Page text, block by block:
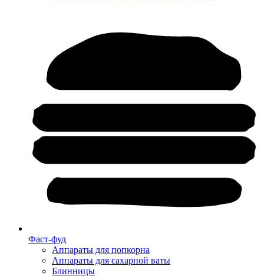
Фаст-фуд
Аппараты для попкорна
Аппараты для сахарной ваты
Блинницы